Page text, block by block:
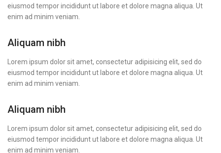
eiusmod tempor incididunt ut labore et dolore magna aliqua. Ut
enim ad minim veniam.
Aliquam nibh
Lorem ipsum dolor sit amet, consectetur adipisicing elit, sed do
eiusmod tempor incididunt ut labore et dolore magna aliqua. Ut
enim ad minim veniam.
Aliquam nibh
Lorem ipsum dolor sit amet, consectetur adipisicing elit, sed do
eiusmod tempor incididunt ut labore et dolore magna aliqua. Ut
enim ad minim veniam.